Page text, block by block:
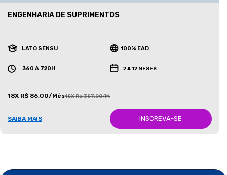
ENGENHARIA DE SUPRIMENTOS
LATO SENSU 100% EAD
360 A 720H 2 A 12 MESES
18X R$ 86,00/Mês18X R$ 387,00/Mês
SAIBA MAIS INSCREVA-SE